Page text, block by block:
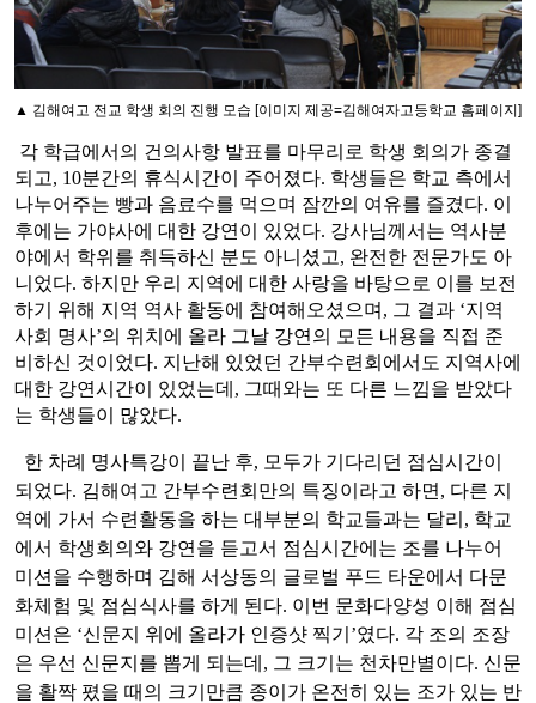
▲ 김해여고 전교 학생 회의 진행 모습 [이미지 제공=김해여자고등학교 홈페이지]
각 학급에서의 건의사항 발표를 마무리로 학생 회의가 종결
되고, 10분간의 휴식시간이 주어졌다. 학생들은 학교 측에서
나누어주는 빵과 음료수를 먹으며 잠깐의 여유를 즐겼다. 이
후에는 가야사에 대한 강연이 있었다. 강사님께서는 역사분
야에서 학위를 취득하신 분도 아니셨고, 완전한 전문가도 아
니었다. 하지만 우리 지역에 대한 사랑을 바탕으로 이를 보전
하기 위해 지역 역사 활동에 참여해오셨으며, 그 결과 ‘지역
사회 명사’의 위치에 올라 그날 강연의 모든 내용을 직접 준
비하신 것이었다. 지난해 있었던 간부수련회에서도 지역사에
대한 강연시간이 있었는데, 그때와는 또 다른 느낌을 받았다
는 학생들이 많았다.
한 차례 명사특강이 끝난 후, 모두가 기다리던 점심시간이
되었다. 김해여고 간부수련회만의 특징이라고 하면, 다른 지
역에 가서 수련활동을 하는 대부분의 학교들과는 달리, 학교
에서 학생회의와 강연을 듣고서 점심시간에는 조를 나누어
미션을 수행하며 김해 서상동의 글로벌 푸드 타운에서 다문
화체험 및 점심식사를 하게 된다. 이번 문화다양성 이해 점심
미션은 ‘신문지 위에 올라가 인증샷 찍기’였다. 각 조의 조장
은 우선 신문지를 뽑게 되는데, 그 크기는 천차만별이다. 신문
을 활짝 폈을 때의 크기만큼 종이가 온전히 있는 조가 있는 반